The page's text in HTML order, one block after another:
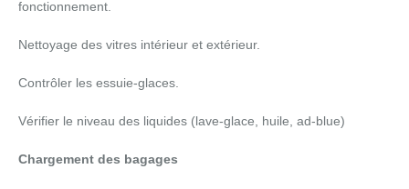
fonctionnement.
Nettoyage des vitres intérieur et extérieur.
Contrôler les essuie-glaces.
Vérifier le niveau des liquides (lave-glace, huile, ad-blue)
Chargement des bagages